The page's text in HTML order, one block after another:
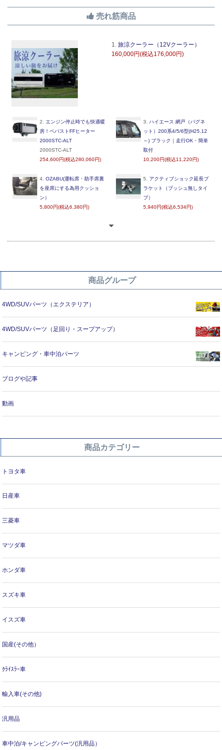
売れ筋商品
1.旅涼クーラー（12Vクーラー）
160,000円(税込176,000円)
2.
エンジン停止時でも快適暖
房！ベバストFFヒーター
2000STC-ALT
2000STC-ALT
254,600円(税込280,060円)
3.
ハイエース 網戸（バグネ
ット）200系4/5/6型(H25.12
～) ブラック｜走行OK・簡単
取付
10,200円(税込11,220円)
4. OZABU(運転席・助手席裏
を座席にする為用クッショ
ン）
5,800円(税込6,380円)
5.
アクティブショック延長ブ
ラケット（ブッシュ無しタイ
プ）
5,940円(税込6,534円)
商品グループ
4WD/SUVパーツ（エクステリア）
4WD/SUVパーツ（足回り・スープアップ）
キャンピング・車中泊パーツ
ブログや記事
動画
商品カテゴリー
トヨタ車
日産車
三菱車
マツダ車
ホンダ車
スズキ車
イスズ車
国産(その他）
ｸﾗｲｽﾗｰ車
輸入車(その他)
汎用品
車中泊/キャンピングパーツ(汎用品）